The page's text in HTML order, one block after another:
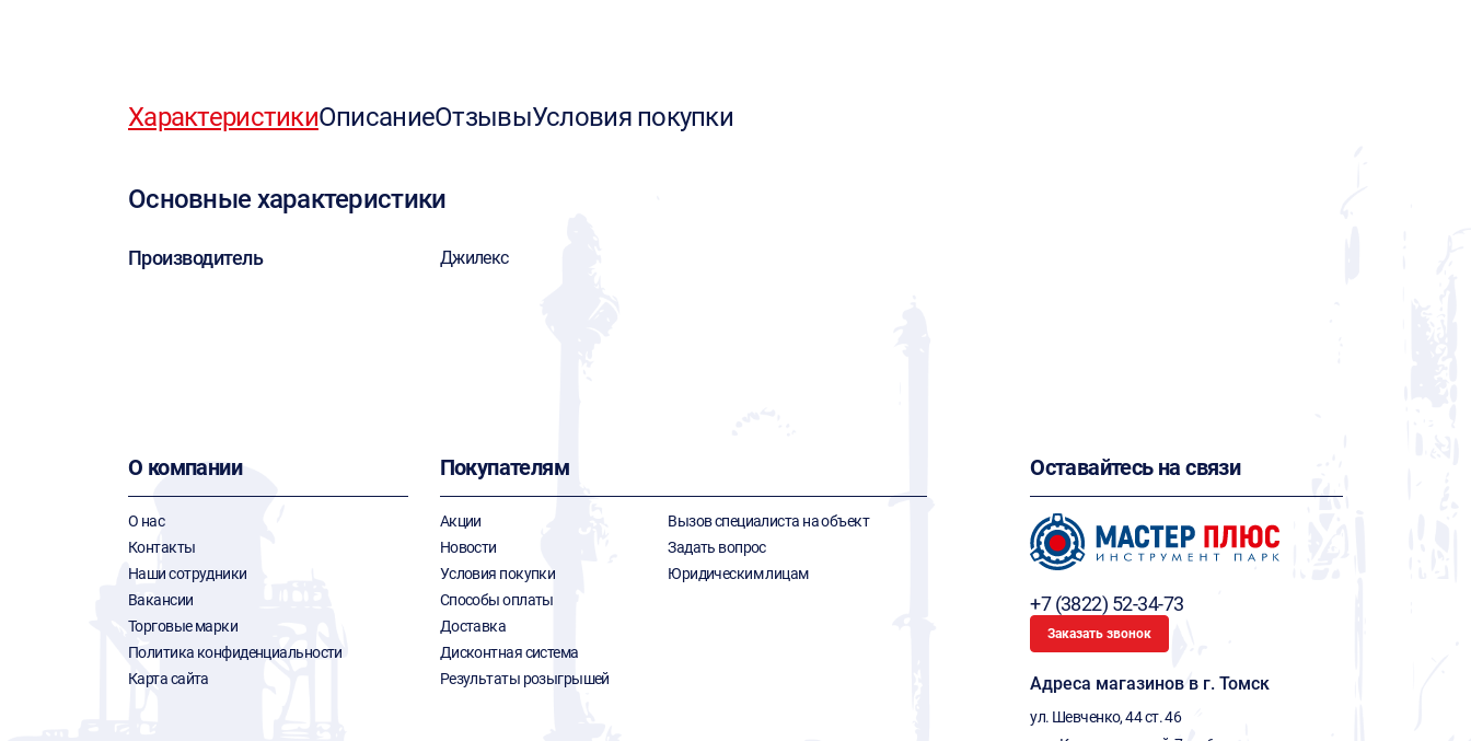
ХарактеристикиОписаниеОтзывыУсловия покупки
Основные характеристики
Производитель Джилекс
О компании
О нас
Контакты
Наши сотрудники
Вакансии
Торговые марки
Политика конфиденциальности
Карта сайта
Покупателям
Акции
Новости
Условия покупки
Способы оплаты
Доставка
Дисконтная система
Результаты розыгрышей
Вызов специалиста на объект
Задать вопрос
Юридическим лицам
Оставайтесь на связи
+7 (3822) 52-34-73
Заказать звонок
Адреса магазинов в г. Томск
ул. Шевченко, 44 ст. 46